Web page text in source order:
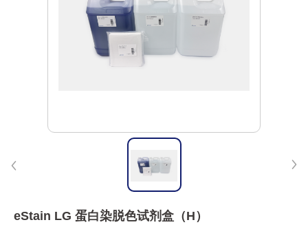
eStain LG 蛋白染脱色试剂盒（H）